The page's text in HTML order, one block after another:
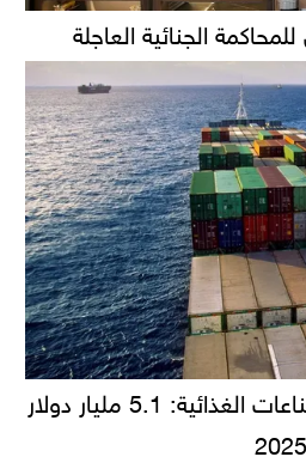
الجنائية العاجلة
قفزة في صادرات الصناعات الغذائية: 5.1 مليار دولار